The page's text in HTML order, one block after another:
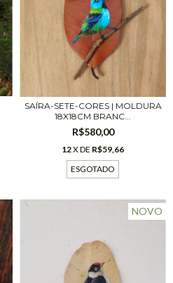
SAÍRA-SETE-CORES | MOLDURA
18X18CM BRANC...
R$580,00
12X DE R$59,66
ESGOTADO
NOVO